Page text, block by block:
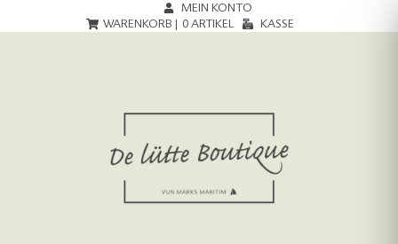
MEIN KONTO
WARENKORB |
0 ARTIKEL KASSE